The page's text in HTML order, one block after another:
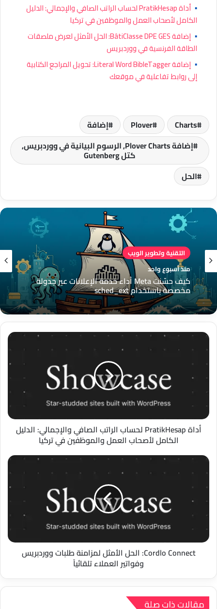
▪
أداة PratikHesap لحساب الراتب الصافي والإجمالي: الدليل
الكامل لأصحاب العمل والموظفين في تركيا
▪
إضافة BâtiClasse DPE GES: الحل الأمثل لعرض ملصقات
الطاقة الفرنسية في ووردبريس
▪
إضافة Literal Word BibleTagger: تحويل المراجع الكتابية
إلى روابط تفاعلية في موقعك
Charts
Plover
إضافة
إضافة Plover Charts, الرسوم البيانية في ووردبريس,
كتل Gutenberg
الحل
التقنية وتطوير الويب
منذ أسبوع واحد
كيف حسّنت Meta أداء خدمة الإعلانات عبر جدولة
مخصصة باستخدام sched_ext
أداة
PratikHesap
الراتب
الصافي
الكامل
لأصحاب
العمل
والموظفين
تركيا
أداة PratikHesap لحساب الراتب الصافي والإجمالي: الدليل
الكامل لأصحاب العمل والموظفين في تركيا
Cordlo
الأمثل
لمزامنة
وفواتير
العملاء
تلقائياً
Cordlo Connect: الحل الأمثل لمزامنة طلبات ووردبريس
وفواتير العملاء تلقائياً
مقالات ذات صلة